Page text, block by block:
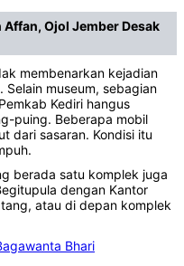
Ojol Jember Desak
membenarkan kejadian
museum, sebagian
Kediri hangus
puing. Beberapa mobil
dari sasaran. Kondisi itu
berada satu komplek juga
dengan Kantor
atau di depan komplek
Bhari